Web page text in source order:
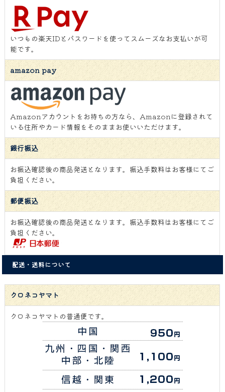
いつもの楽天IDとパスワードを使ってスムーズなお支払いが可
能です。
amazon pay
Amazonアカウントをお持ちの方なら、Amazonに登録されて
いる住所やカード情報をそのままお使いいただけます。
銀行振込
お振込確認後の商品発送となります。振込手数料はお客様にてご
負担ください。
郵便振込
お振込確認後の商品発送となります。振込手数料はお客様にてご
負担ください。
配送・送料について
クロネコヤマト
クロネコヤマトの普通便です。